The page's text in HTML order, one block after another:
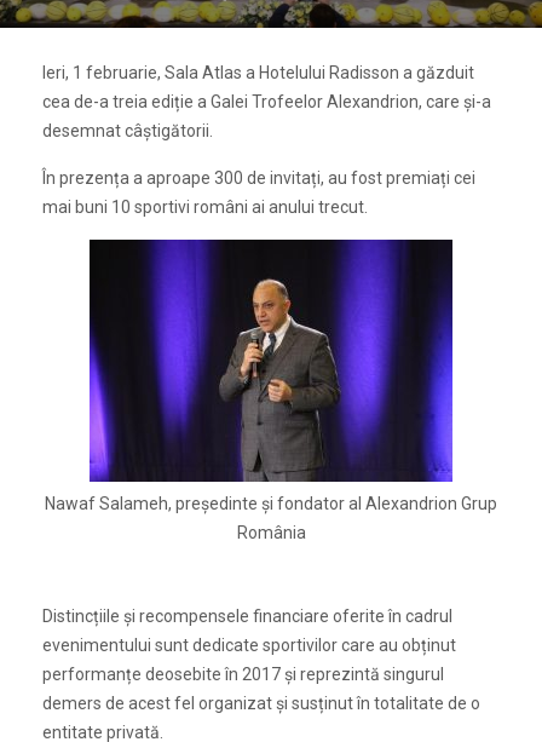
Ieri, 1 februarie, Sala Atlas a Hotelului Radisson a găzduit
cea de-a treia ediție a Galei Trofeelor Alexandrion, care și-a
desemnat câștigătorii.
În prezența a aproape 300 de invitați, au fost premiați cei
mai buni 10 sportivi români ai anului trecut.
Nawaf Salameh, președinte și fondator al Alexandrion Grup
România
Distincțiile și recompensele financiare oferite în cadrul
evenimentului sunt dedicate sportivilor care au obținut
performanțe deosebite în 2017 și reprezintă singurul
demers de acest fel organizat și susținut în totalitate de o
entitate privată.